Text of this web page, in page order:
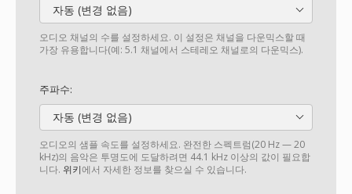
자동 (변경 없음)
오디오 채널의 수를 설정하세요. 이 설정은 채널을 다운믹스할 때
가장 유용합니다(예: 5.1 채널에서 스테레오 채널로의 다운믹스).
주파수:
자동 (변경 없음)
오디오의 샘플 속도를 설정하세요. 완전한 스펙트럼(20 Hz — 20
kHz)의 음악은 투명도에 도달하려면 44.1 kHz 이상의 값이 필요합
니다. 위키에서 자세한 정보를 찾으실 수 있습니다.